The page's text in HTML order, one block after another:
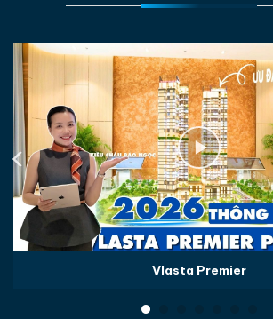
Vlasta Premier